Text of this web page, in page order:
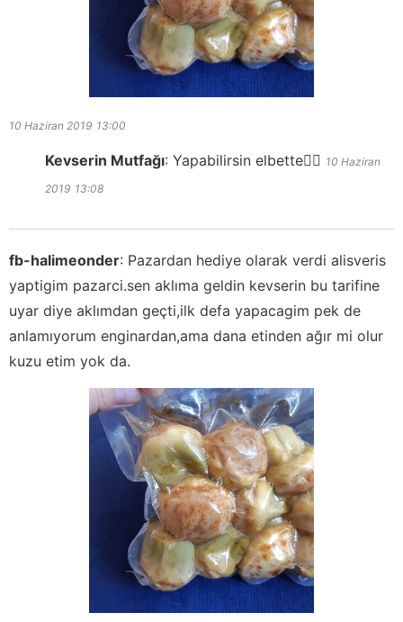
10 Haziran 2019 13:00
Kevserin Mutfağı: Yapabilirsin elbette👍🏻 10 Haziran
2019 13:08
fb-halimeonder: Pazardan hediye olarak verdi alisveris
yaptigim pazarci.sen aklıma geldin kevserin bu tarifine
uyar diye aklımdan geçti,ilk defa yapacagim pek de
anlamıyorum enginardan,ama dana etinden ağır mi olur
kuzu etim yok da.